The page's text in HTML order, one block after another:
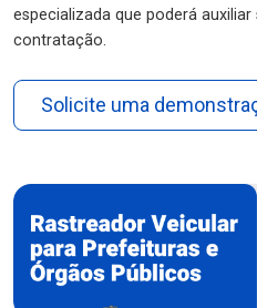
especializada que poderá
contratação.
Solicite uma